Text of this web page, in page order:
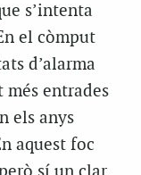
s’intenta
el còmput
d’alarma
més entrades
els anys
aquest foc